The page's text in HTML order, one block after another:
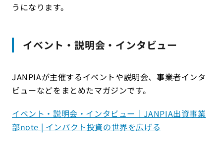
うになります。
イベント・説明会・インタビュー
JANPIAが主催するイベントや説明会、事業者インタ
ビューなどをまとめたマガジンです。
イベント・説明会・インタビュー｜JANPIA出資事業
部note | インパクト投資の世界を広げる